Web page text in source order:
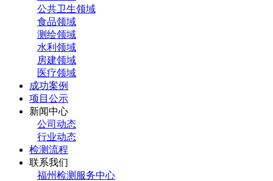
公共卫生领域
食品领域
测绘领域
水利领域
房建领域
医疗领域
成功案例
项目公示
新闻中心
公司动态
行业动态
检测流程
联系我们
福州检测服务中心